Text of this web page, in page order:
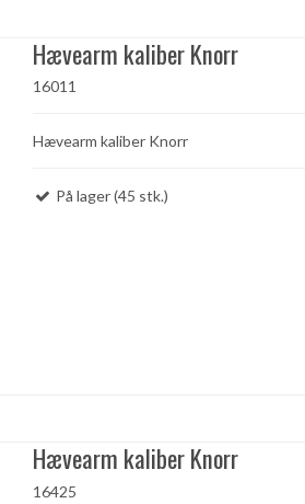
Hævearm kaliber Knorr
16011
Hævearm kaliber Knorr
På lager (45 stk.)
Hævearm kaliber Knorr
16425